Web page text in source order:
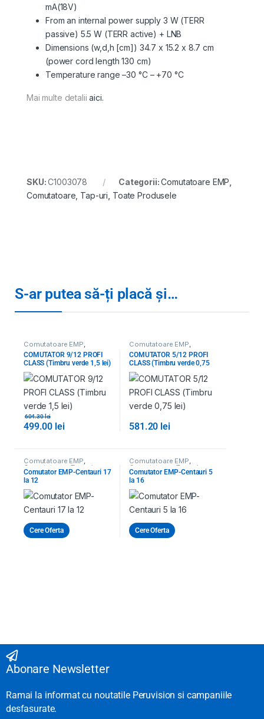
mA(18V)
From an internal power supply 3 W (TERR
passive) 5.5 W (TERR active) + LNB
Dimensions (w,d,h [cm]) 34.7 x 15.2 x 8.7 cm
(power cord length 130 cm)
Temperature range –30 °C – +70 °C
Mai multe detaliiaici.
SKU:C1003078 Categorii:Comutatoare EMP
Comutatoare, Tap-uri Toate Produsele
S-ar putea să-ți placă și…
Comutatoare EMP
Comutatoare, Tap-uri ,
Toate Produsele
COMUTATOR 9/12 PROFI
CLASS (Timbru verde 1,5 lei)
499.00 lei
604.30lei
Comutatoare EMP
Comutatoare, Tap-uri ,
Toate Produsele
COMUTATOR 5/12 PROFI
CLASS (Timbru verde 0,75
lei)
581.20 lei
Comutatoare EMP,
Comutatoare, Tap-uri
Toate Produsele
Comutator EMP-Centauri 17
la 12
Cere Oferta
Comutatoare EMP,
Comutatoare, Tap-uri
Toate Produsele
Comutator EMP-Centauri 5
la 16
Cere Oferta
Abonare Newsletter
Ramai la informat cu noutatile Peruvision si campaniile
desfasurate.